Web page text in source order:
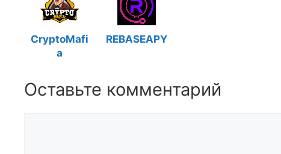
CryptoMafi
a
REBASEAPY
Оставьте комментарий